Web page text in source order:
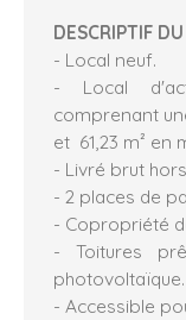
DESCRIPTIF
- Local neuf.
- Local
comprenant
et 61,23 m² en
- Livré brut
- 2 places de
- Copropriété
- Toitures
photovoltaïque.
- Accessible